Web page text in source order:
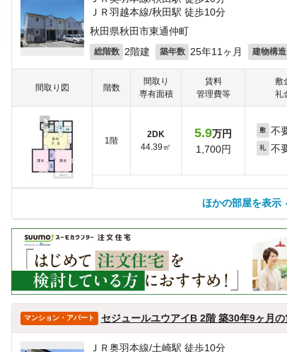
ＪＲ羽越本線/秋田駅 徒歩10分
秋田県秋田市東通仲町
総階数 2階建 築年数 25年11ヶ月 建物構造
間取り図 階数
間取り
専有面積
賃料
管理費等
敷
礼
1階
2DK
44.39㎡
5.9万円
1,700円
敷 不
礼 不
ほかの部屋を表示
ほかの部屋は見つかりませんでした
マンション・アパート セジュールユウアイB 2階 築30年9ヶ月の
ＪＲ奥羽本線/土崎駅 徒歩10分